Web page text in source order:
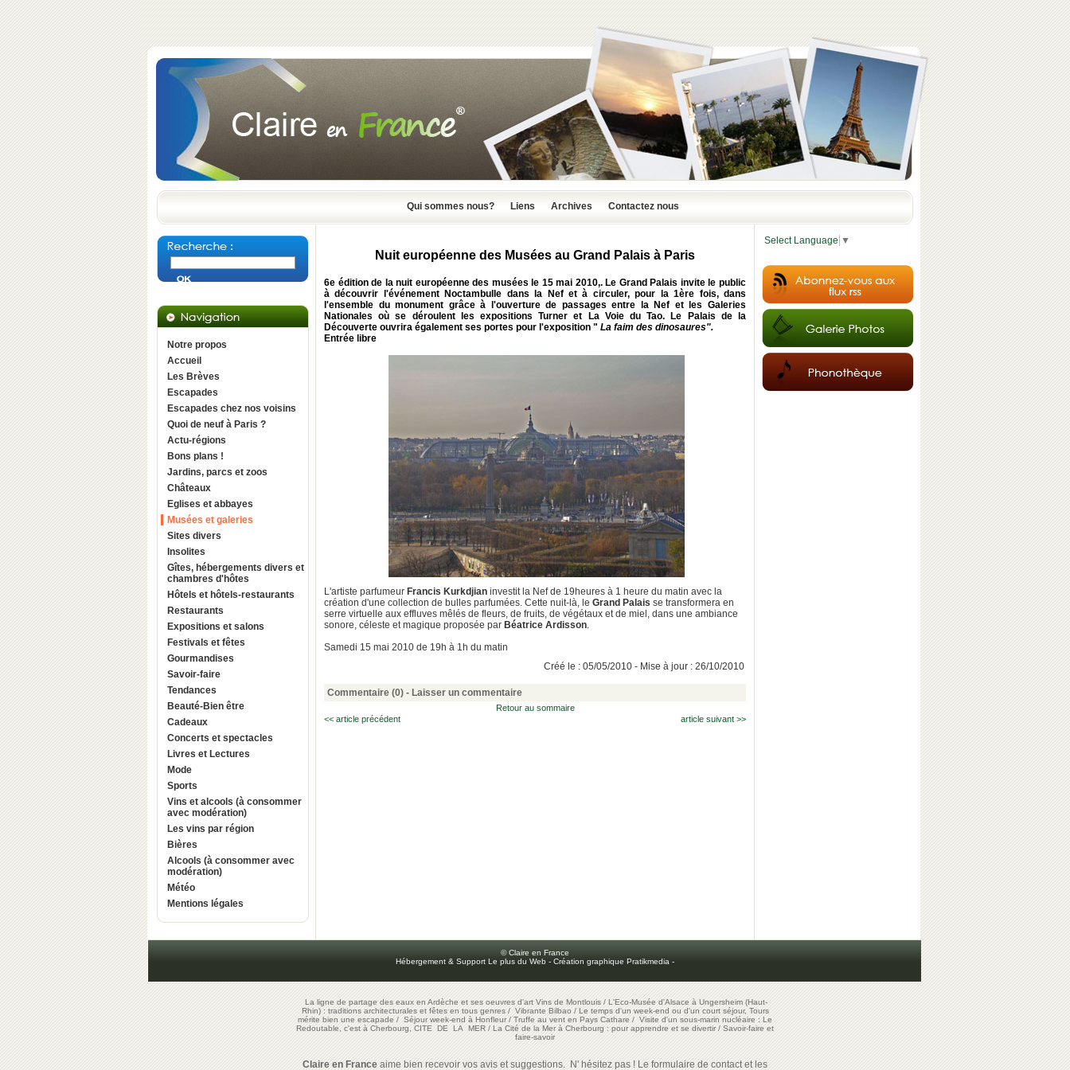
Qui sommes nous? Liens Archives Contactez nous
Notre propos
Accueil
Les Brèves
Escapades
Escapades chez nos voisins
Quoi de neuf à Paris ?
Actu-régions
Bons plans !
Jardins, parcs et zoos
Châteaux
Eglises et abbayes
Musées et galeries
Sites divers
Insolites
Gîtes, hébergements divers et
chambres d'hôtes
Hôtels et hôtels-restaurants
Restaurants
Expositions et salons
Festivals et fêtes
Gourmandises
Savoir-faire
Tendances
Beauté-Bien être
Cadeaux
Concerts et spectacles
Livres et Lectures
Mode
Sports
Vins et alcools (à consommer
avec modération)
Les vins par région
Bières
Alcools (à consommer avec
modération)
Météo
Mentions légales
Nuit européenne des Musées au Grand Palais à Paris
6e édition de la nuit européenne des musées le 15 mai 2010,. Le Grand Palais invite le public
à découvrir l'événement Noctambulle dans la Nef et à circuler, pour la 1ère fois, dans
l'ensemble du monument grâce à l'ouverture de passages entre la Nef et les Galeries
Nationales où se déroulent les expositionsTurner et La Voie du Tao. Le
Palais de la
Découverte ouvrira également ses portes pour l'exposition " La faim des dinosaures".
Entrée libre
L'artiste parfumeur Francis Kurkdjian investit la Nef de 19heures à 1 heure du matin avec la
création d'une collection de bulles parfumées. Cette nuit-là, le Grand Palais se transformera en
serre virtuelle aux effluves mêlés de fleurs, de fruits, de végétaux et de miel, dans une ambiance
sonore, céleste et magique proposée par Béatrice Ardisson.
Samedi 15 mai 2010 de 19h à 1h du matin
Créé le : 05/05/2010 - Mise à jour : 26/10/2010
Commentaire (0) - Laisser un commentaire
Retour au sommaire
article suivant >>
<< article précédent
Select Language ▼
© Claire en France
Hébergement & Support Le plus du Web - Création graphique Pratikmedia -
La ligne de partage des eaux en Ardèche et ses oeuvres d'art Vins de Montlouis/L'Eco-Musée d'Alsace à Ungersheim (Haut-
Rhin) : traditions architecturales et fêtes en tous genres/Vibrante Bilbao/Le temps d'un week-end ou d'un court séjour, Tours
mérite bien une escapade/Séjour week-end à Honfleur/Truffe au vent en Pays Cathare/Visite d'un sous-marin nucléaire : Le
Redoutable, c'est à Cherbourg, CITE DE LA MER/La Cité de la Mer à Cherbourg : pour apprendre et se divertir/Savoir-faire et
faire-savoir
Claire en Franceaime bien recevoir vos avis et suggestions. N' hésitez pas ! Le formulaire de contact et les